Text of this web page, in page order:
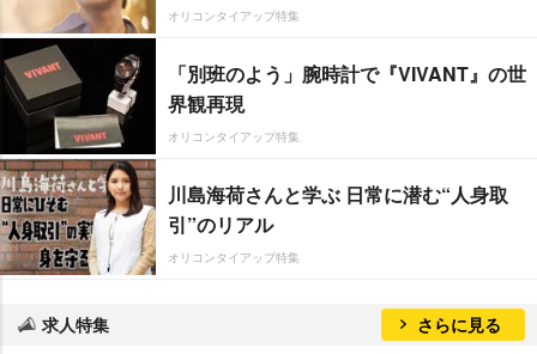
オリコンタイアップ特集
「別班のよう」腕時計で『VIVANT』の世
界観再現
オリコンタイアップ特集
川島海荷さんと学ぶ 日常に潜む“人身取
引”のリアル
オリコンタイアップ特集
求人特集 さらに見る